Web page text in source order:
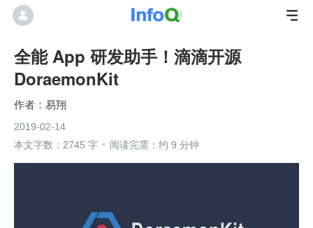
全能 App 研发助手！滴滴开源
DoraemonKit
易翔
2019-02-14
本文字数：2745 字
阅读完需：约 9 分钟